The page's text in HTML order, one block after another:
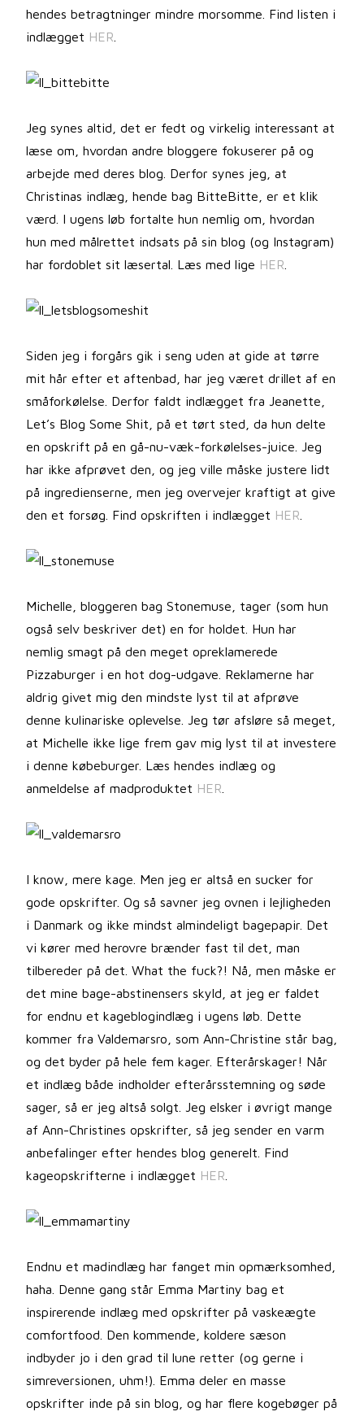
hendes betragtninger mindre morsomme. Find listen i
indlægget HER
Jeg synes altid, det er fedt og virkelig interessant at
læse om, hvordan andre bloggere fokuserer på og
arbejde med deres blog. Derfor synes jeg, at
Christinas indlæg, hende bag BitteBitte, er et klik
værd. I ugens løb fortalte hun nemlig om, hvordan
hun med målrettet indsats på sin blog (og Instagram)
har fordoblet sit læsertal. Læs med lige HER
Siden jeg i forgårs gik i seng uden at gide at tørre
mit hår efter et aftenbad, har jeg været drillet af en
småforkølelse. Derfor faldt indlægget fra Jeanette,
Let’s Blog Some Shit, på et tørt sted, da hun delte
en opskrift på en gå-nu-væk-forkølelses-juice. Jeg
har ikke afprøvet den, og jeg ville måske justere lidt
på ingredienserne, men jeg overvejer kraftigt at give
den et forsøg. Find opskriften i indlægget HER
Michelle, bloggeren bag Stonemuse, tager (som hun
også selv beskriver det) en for holdet. Hun har
nemlig smagt på den meget opreklamerede
Pizzaburger i en hot dog-udgave. Reklamerne har
aldrig givet mig den mindste lyst til at afprøve
denne kulinariske oplevelse. Jeg tør afsløre så meget,
at Michelle ikke lige frem gav mig lyst til at investere
i denne købeburger. Læs hendes indlæg og
anmeldelse af madproduktet HER
I know, mere kage. Men jeg er altså en sucker for
gode opskrifter. Og så savner jeg ovnen i lejligheden
i Danmark og ikke mindst almindeligt bagepapir. Det
vi kører med herovre brænder fast til det, man
tilbereder på det. What the fuck?! Nå, men måske er
det mine bage-abstinensers skyld, at jeg er faldet
for endnu et kageblogindlæg i ugens løb. Dette
kommer fra Valdemarsro, som Ann-Christine står bag,
og det byder på hele fem kager. Efterårskager! Når
et indlæg både indholder efterårsstemning og søde
sager, så er jeg altså solgt. Jeg elsker i øvrigt mange
af Ann-Christines opskrifter, så jeg sender en varm
anbefalinger efter hendes blog generelt. Find
kageopskrifterne i indlægget HER
Endnu et madindlæg har fanget min opmærksomhed,
haha. Denne gang står Emma Martiny bag et
inspirerende indlæg med opskrifter på vaskeægte
comfortfood. Den kommende, koldere sæson
indbyder jo i den grad til lune retter (og gerne i
simreversionen, uhm!). Emma deler en masse
opskrifter inde på sin blog, og har flere kogebøger på